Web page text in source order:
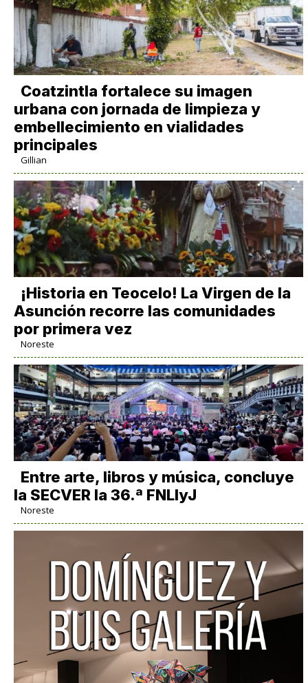
Coatzintla fortalece su imagen
urbana con jornada de limpieza y
embellecimiento en vialidades
principales
Gillian
​¡Historia en Teocelo! La Virgen de la
Asunción recorre las comunidades
por primera vez
Noreste
Entre arte, libros y música, concluye
la SECVER la 36.ª FNLIyJ
Noreste